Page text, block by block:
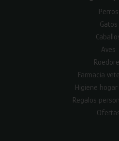
Perros
Gatos
Aves
Farmacia
Higiene
Regalos